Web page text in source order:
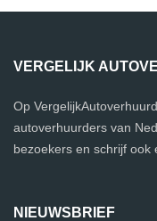
VERGELIJK
Op
autoverhuurders van
bezoekers en schrijf ook
NIEUWSBRIEF